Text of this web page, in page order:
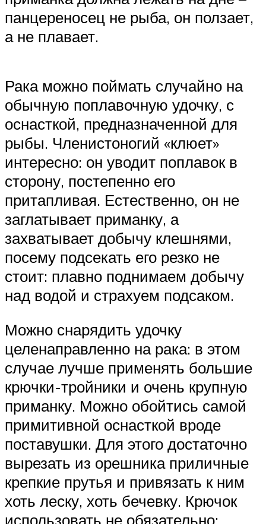
панцереносец не рыба, он ползает,
а не плавает.
Рака можно поймать случайно на
обычную поплавочную удочку, с
оснасткой, предназначенной для
рыбы. Членистоногий «клюет»
интересно: он уводит поплавок в
сторону, постепенно его
притапливая. Естественно, он не
заглатывает приманку, а
захватывает добычу клешнями,
посему подсекать его резко не
стоит: плавно поднимаем добычу
над водой и страхуем подсаком.
Можно снарядить удочку
целенаправленно на рака: в этом
случае лучше применять большие
крючки-тройники и очень крупную
приманку. Можно обойтись самой
примитивной оснасткой вроде
поставушки. Для этого достаточно
вырезать из орешника приличные
крепкие прутья и привязать к ним
хоть леску, хоть бечевку. Крючок
использовать не обязательно: